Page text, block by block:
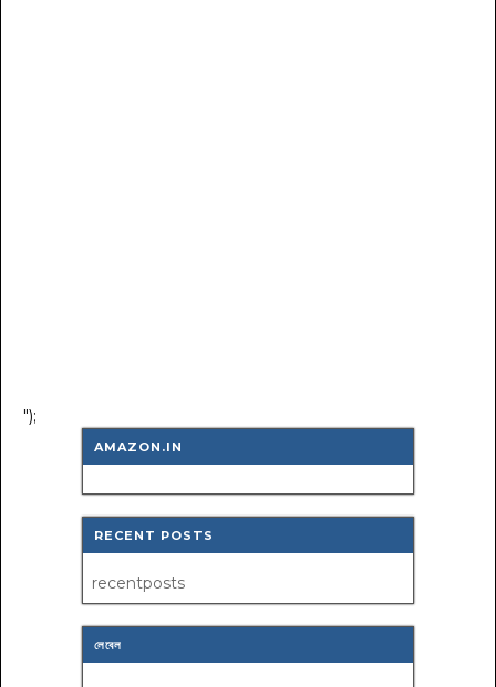
");
AMAZON.IN
RECENT POSTS
recentposts
লেবেল